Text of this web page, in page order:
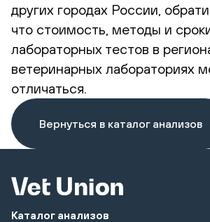
других городах России,
что стоимость, методы и
лабораторных тестов в
ветеринарных лабораториях
отличаться.
Вернуться в каталог анализов
Каталог анализов